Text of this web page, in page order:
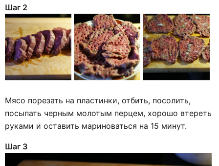
Шаг 2
Мясо порезать на пластинки, отбить, посолить,
посыпать черным молотым перцем, хорошо втереть
руками и оставить мариноваться на 15 минут.
Шаг 3